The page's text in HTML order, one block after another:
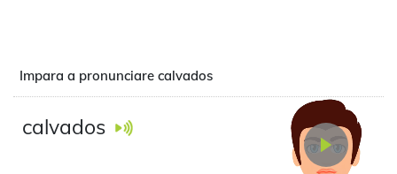
Impara a pronunciare calvados
calvados